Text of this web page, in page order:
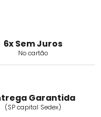
6x Sem Juros
No cartão
Garantida
(SP capital Sedex)